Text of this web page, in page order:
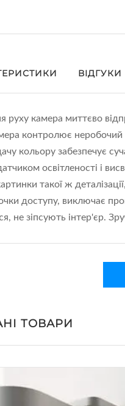
руху камера миттєво
контролює неробочий
кольору забезпечує
освітленості і
такої ж
доступу, виключає
не зіпсують інтер'єр.
ТОВАРИ